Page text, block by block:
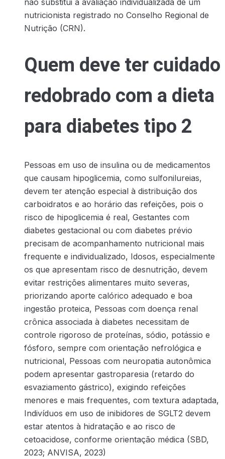
nutricionista registrado no Conselho Regional de
Nutrição (CRN).
Quem deve ter cuidado
redobrado com a dieta
para diabetes tipo 2
Pessoas em uso de insulina ou de medicamentos
que causam hipoglicemia, como sulfonilureias,
devem ter atenção especial à distribuição dos
carboidratos e ao horário das refeições, pois o
risco de hipoglicemia é real, Gestantes com
diabetes gestacional ou com diabetes prévio
precisam de acompanhamento nutricional mais
frequente e individualizado, Idosos, especialmente
os que apresentam risco de desnutrição, devem
evitar restrições alimentares muito severas,
priorizando aporte calórico adequado e boa
ingestão proteica, Pessoas com doença renal
crônica associada à diabetes necessitam de
controle rigoroso de proteínas, sódio, potássio e
fósforo, sempre com orientação nefrológica e
nutricional, Pessoas com neuropatia autonômica
podem apresentar gastroparesia (retardo do
esvaziamento gástrico), exigindo refeições
menores e mais frequentes, com textura adaptada,
Indivíduos em uso de inibidores de SGLT2 devem
estar atentos à hidratação e ao risco de
cetoacidose, conforme orientação médica (SBD,
2023; ANVISA, 2023)